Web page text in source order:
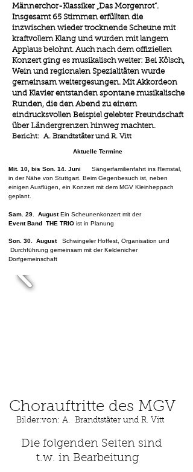
Männerchor-Klassiker „Das Morgenrot“.
Insgesamt 65 Stimmen erfüllten die
inzwischen wieder trocknende Scheune mit
kraftvollem Klang und wurden mit langem
Applaus belohnt. Auch nach dem offiziellen
Konzert ging es musikalisch weiter: Bei Kölsch,
Wein und regionalen Spezialitäten wurde
gemeinsam weitergesungen. Mit Akkordeon
und Klavier entstanden spontane musikalische
Runden, die den Abend zu einem
eindrucksvollen Beispiel gelebter Freundschaft
über Ländergrenzen hinweg machten.
Bericht: A. Brandtstäter und R. Vitt
Aktuelle Termine​
Mit. 10, bis Son. 14. Juni Sängerfamilienfahrt ins Remstal,
in der Nähe von Stuttgart. Beim Gegenbesuch ist, neben
einigen Ausflügen, ein Konzert mit dem MGV Kleinheppach
geplant.
Sam. 29. AugustEin Scheunenkonzert mit der
Event Band THE TRIO ist in Planung
Son. 30. August
Schwingeler Hoffest, Organisation und
Durchführung gemeinsam mit der Keldenicher
Dorfgemeinschaft​​​
Chorauftritte des MGV
Bilder:von: A. Brandtstäter und R. Vitt
Die folgenden Seiten sind
t.w. in Bearbeitung